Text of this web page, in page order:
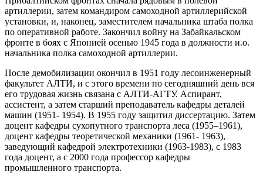
артиллерии, затем командиром самоходной артиллерийской
установки, и, наконец, заместителем начальника штаба полка
по оперативной работе. Закончил войну на Забайкальском
фронте в боях с Японией осенью 1945 года в должности и.о.
начальника полка самоходной артиллерии.
После демобилизации окончил в 1951 году лесоинженерный
факультет АЛТИ, и с этого времени по сегодняшний день вся
его трудовая жизнь связана с АЛТИ-АГТУ. Аспирант,
ассистент, а затем старший преподаватель кафедры деталей
машин (1951- 1954). В 1955 году защитил диссертацию. Затем
доцент кафедры сухопутного транспорта леса (1955–1961),
доцент кафедры теоретической механики (1961- 1963),
заведующий кафедрой электротехники (1963-1983), с 1983
года доцент, а с 2000 года профессор кафедры
промышленного транспорта.